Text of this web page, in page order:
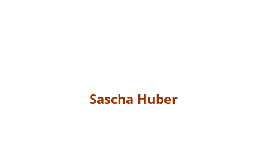
Sascha Huber